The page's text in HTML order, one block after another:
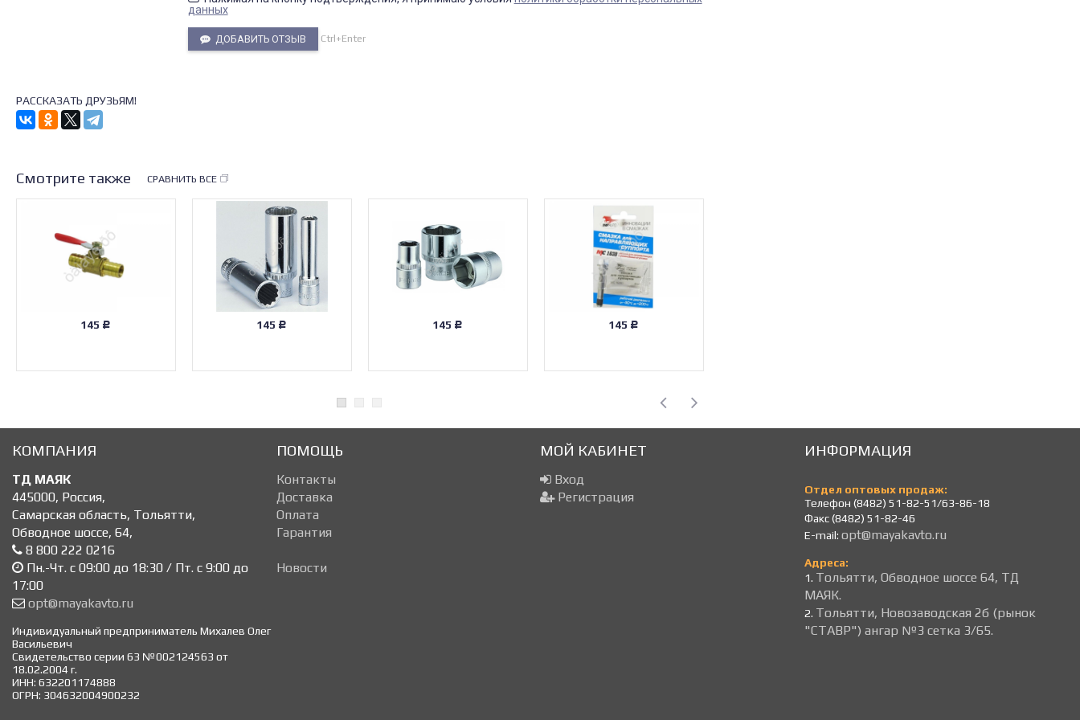
данных
ДОБАВИТЬ ОТЗЫВ Ctrl+Enter
РАССКАЗАТЬ ДРУЗЬЯМ!
Смотрите также СРАВНИТЬ ВСЕ
145 Р 145 Р 145 Р 145 Р
КОМПАНИЯ
ТД МАЯК
445000, Россия,
Самарская область, Тольятти,
Обводное шоссе, 64,
8 800 222 0216
Пн.-Чт. с 09:00 до 18:30 / Пт. с 9:00 до
17:00
opt@mayakavto.ru
Индивидуальный предприниматель Михалев Олег
Васильевич
Свидетельство серии 63 №002124563 от
18.02.2004 г.
ИНН: 632201174888
ОГРН: 304632004900232
ПОМОЩЬ
Контакты
Доставка
Оплата
Гарантия
Новости
МОЙ КАБИНЕТ
Вход
Регистрация
ИНФОРМАЦИЯ
Отдел оптовых продаж:
Телефон (8482) 51-82-51/63-86-18
Факс (8482) 51-82-46
E-mail: opt@mayakavto.ru
Адреса:
1. Тольятти, Обводное шоссе 64, ТД
МАЯК.
2. Тольятти, Новозаводская 2б (рынок
"СТАВР") ангар №3 сетка 3/65.